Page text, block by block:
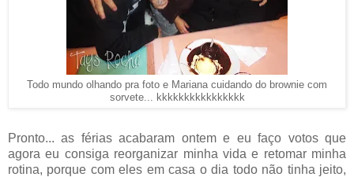
Todo mundo olhando pra foto e Mariana cuidando do brownie com
sorvete... kkkkkkkkkkkkkkkk
Pronto... as férias acabaram ontem e eu faço votos que
agora eu consiga reorganizar minha vida e retomar minha
rotina, porque com eles em casa o dia todo não tinha jeito,